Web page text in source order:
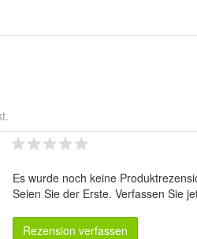
Es wurde noch keine
Seien Sie der Erste. Verfassen Sie
Rezension verfassen